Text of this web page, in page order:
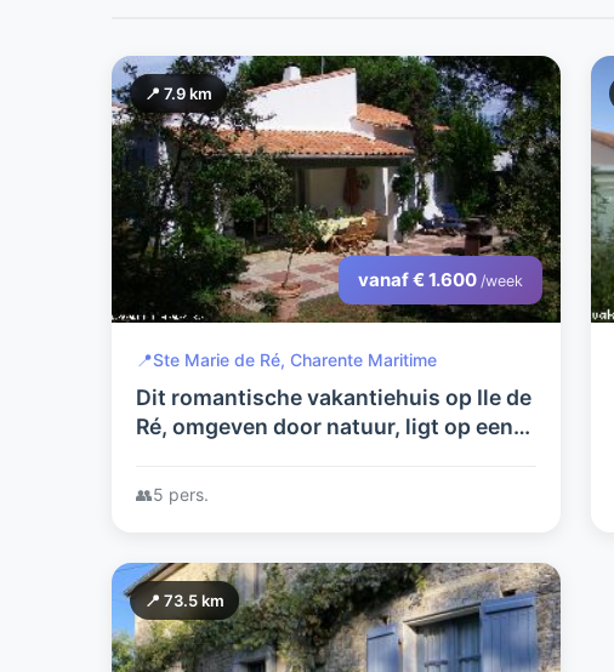
📍 7.9 km
vanaf € 1.600 /week
📍Ste Marie de Ré, Charente Maritime
Dit romantische vakantiehuis op Ile de
Ré, omgeven door natuur, ligt op een
door Charante Tourisme:drie sterren
👥5 pers.
📍 73.5 km